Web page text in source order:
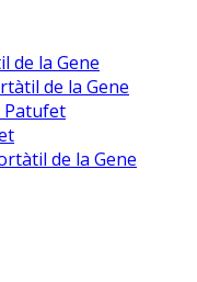
de la Gene
de la Gene
Patufet
de la Gene